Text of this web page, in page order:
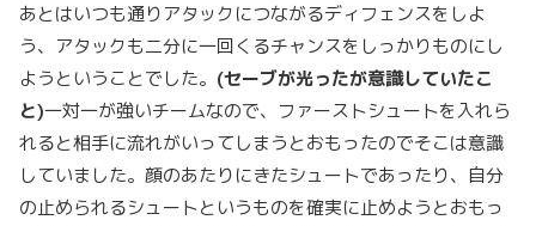
あとはいつも通りアタックにつながるディフェンスをしよ
う、アタックも二分に一回くるチャンスをしっかりものにし
ようということでした。 (セーブが光ったが意識していたこ
と)一対一が強いチームなので、ファーストシュートを入れら
れると相手に流れがいってしまうとおもったのでそこは意識
していました。顔のあたりにきたシュートであったり、自分
の止められるシュートというものを確実に止めようとおもっ